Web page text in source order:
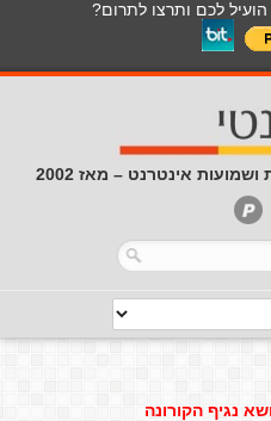
לכם ותרצו לתרום?
אינטרנט – מאז 2002
נגיף הקורונה